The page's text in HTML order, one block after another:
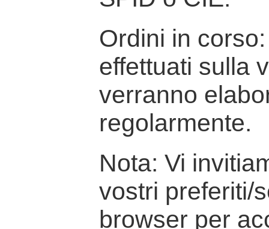
Ordini in
effettuati sulla
verranno
regolarmente.
Nota: Vi
vostri preferiti/
browser per